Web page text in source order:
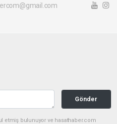
Gönder
etmiş bulunuyor ve hasathaber.com